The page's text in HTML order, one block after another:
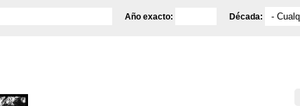
Año exacto: Década: